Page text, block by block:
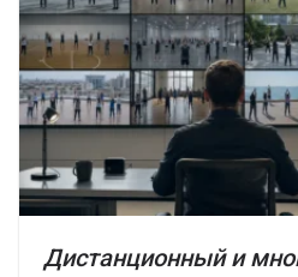
Дистанционный и